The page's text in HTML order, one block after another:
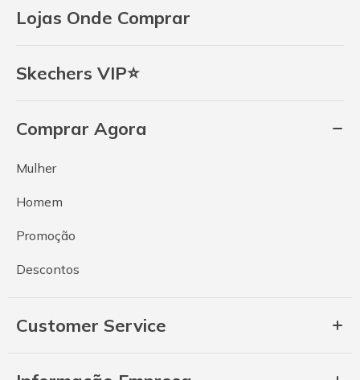
Lojas Onde Comprar
Skechers VIP⭐
Comprar Agora
Mulher
Homem
Promoção
Descontos
Customer Service